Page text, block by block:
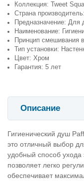
Коллекция: Tweet
Страна
Предназначение: Для
Наименование:
Принцип смешивания
Тип установки:
Цвет: Хром
Гарантия: 5 лет
Описание
Гигиенический душ
это отличный выбор
удобный способ ухода
позволяет легко
обеспечивает